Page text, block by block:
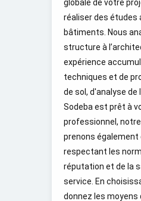
globale de votre
réaliser des études
bâtiments. Nous
structure à
expérience
techniques et de
de sol, d'analyse
Sodeba est prêt à
professionnel,
prenons également
respectant les
réputation et de la
service. En
donnez les moyens